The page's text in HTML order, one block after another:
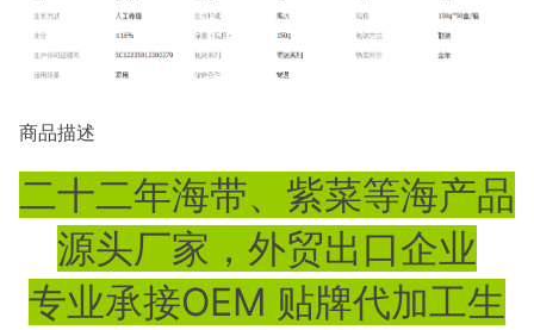
商品描述
二十二年海带、紫菜等海产品
源头厂家，外贸出口企业
专业承接OEM 贴牌代加工生